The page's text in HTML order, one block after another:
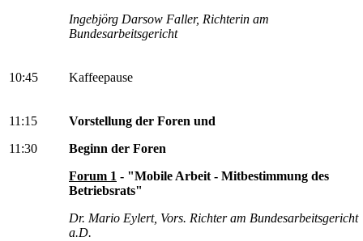
Ingebjörg Darsow Faller, Richterin am
Bundesarbeitsgericht
10:45 Kaffeepause
11:15
11:30
Vorstellung der Foren und
Beginn der Foren
Forum 1 - "Mobile Arbeit - Mitbestimmung des
Betriebsrats"
Dr. Mario Eylert, Vors. Richter am Bundesarbeitsgericht
a.D.